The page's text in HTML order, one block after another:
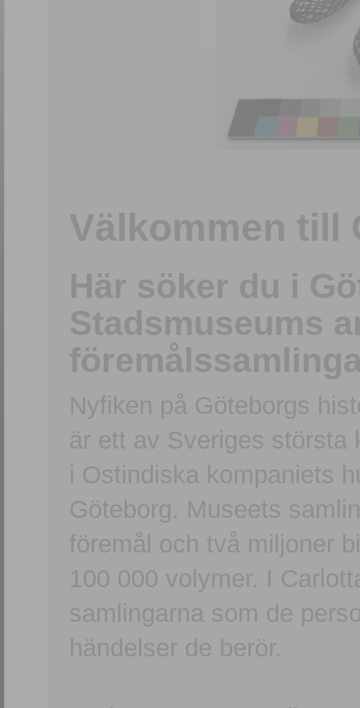
Välkommen till
Här söker du i
Stadsmuseums
Nyfiken på Göteborgs
är ett av Sveriges största
i Ostindiska kompaniets
Göteborg. Museets
föremål och två miljoner
100 000 volymer. I
samlingarna som de
händelser de berör.